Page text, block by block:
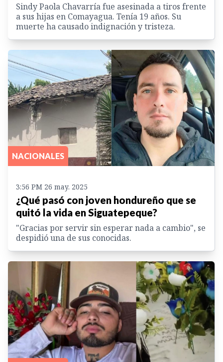
Sindy Paola Chavarría fue asesinada a tiros frente
a sus hijas en Comayagua. Tenía 19 años. Su
muerte ha causado indignación y tristeza.
NACIONALES
3:56 PM 26 may. 2025
¿Qué pasó con joven hondureño que se
quitó la vida en Siguatepeque?
"Gracias por servir sin esperar nada a cambio", se
despidió una de sus conocidas.